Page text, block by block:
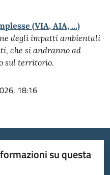
(VIA, AIA, ...)
degli impatti ambientali
che si andranno ad
sul territorio.
18:16
su questa